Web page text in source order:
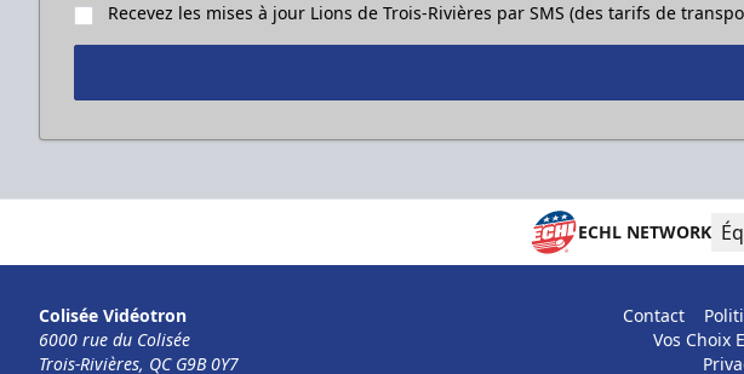
Recevez les mises à jour Lions de Trois-Rivières par SMS (des tarifs de
ECHL NETWORK
Colisée Vidéotron
6000 rue du Colisée
Trois-Rivières, QC G9B 0Y7
Contact
Vos Choix